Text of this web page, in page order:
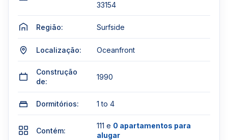
33154
Região: Surfside
Localização: Oceanfront
Construção
de:
1990
Dormitórios: 1 to 4
Contém:
111 e 0 apartamentos para
alugar